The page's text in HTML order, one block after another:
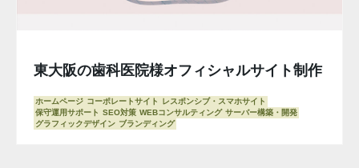
東大阪の歯科医院様オフィシャルサイト制作
ホームページ コーポレートサイト
レスポンシブ・スマホサイト
保守運用サポート SEO対策 WEBコンサルティング サーバー構築・開発
グラフィックデザイン ブランディング